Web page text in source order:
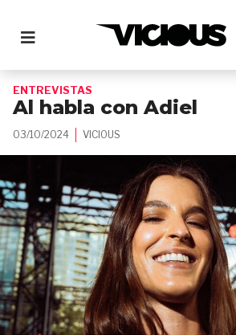
ENTREVISTAS
Al habla con Adiel
03/10/2024 VICIOUS